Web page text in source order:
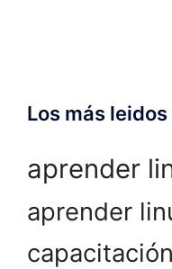
Los más leidos
aprender
aprender